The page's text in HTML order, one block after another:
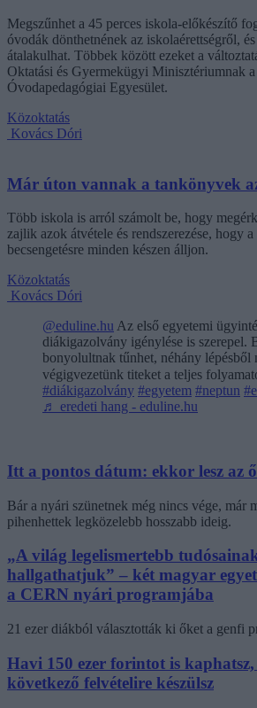
Megszűnhet a 45 perces iskola-előkészítő
óvodák dönthetnének az iskolaérettségről,
átalakulhat. Többek között ezeket a
Oktatási és Gyermekügyi Minisztériumnak
Óvodapedagógiai Egyesület.
Közoktatás
Kovács Dóri
Már úton vannak a tankönyvek
Több iskola is arról számolt be, hogy
zajlik azok átvétele és rendszerezése, hogy a
becsengetésre minden készen álljon.
Közoktatás
Kovács Dóri
@eduline.hu Az első egyetemi
diákigazolvány igénylése is szerepel.
bonyolultnak tűnhet, néhány lépésből
végigvezetünk titeket a teljes
#diákigazolvány #egyetem #neptun
♬ eredeti hang - eduline.hu
Itt a pontos dátum: ekkor lesz az
Bár a nyári szünetnek még nincs vége, már
pihenhettek legközelebb hosszabb ideig.
„A világ legelismertebb
hallgathatjuk” – két magyar
a CERN nyári programjába
21 ezer diákból választották ki őket a genfi
Havi 150 ezer forintot is kaphatsz,
következő felvételire készülsz